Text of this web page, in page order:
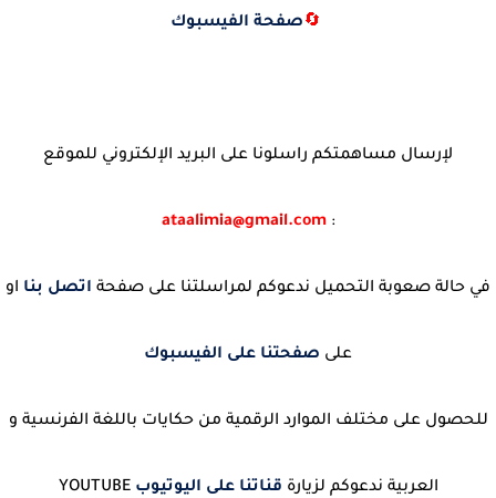
🔄صفحة الفيسبوك
لإرسال مساهمتكم راسلونا على البريد الإلكتروني للموقع
:
ataalimia@gmail.com
في حالة صعوبة التحميل ندعوكم لمراسلتنا على صفحة اتصل بنا او
على صفحتنا على الفيسبوك
للحصول على مختلف الموارد الرقمية من حكايات باللغة الفرنسية و
العربية ندعوكم لزيارة قناتنا على اليوتيوب YOUTUBE